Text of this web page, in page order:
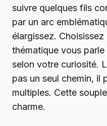
suivre quelques fils
par un arc
élargissez.
thématique vous
selon votre curiosité.
pas un seul chemin, il
multiples. Cette
charme.